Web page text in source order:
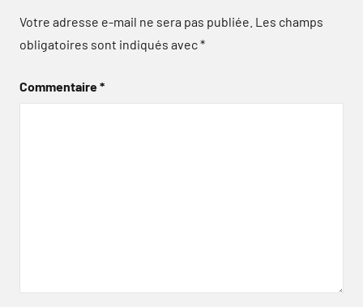
Votre adresse e-mail ne sera pas publiée. Les champs
obligatoires sont indiqués avec*
Commentaire*